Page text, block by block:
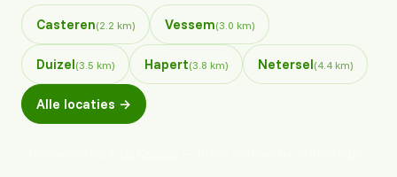
Casteren(2.2 km) Vessem(3.0 km)
Duizel(3.5 km) Hapert(3.8 km) Netersel(4.4 km)
Alle locaties →